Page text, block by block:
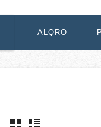
ALQRO